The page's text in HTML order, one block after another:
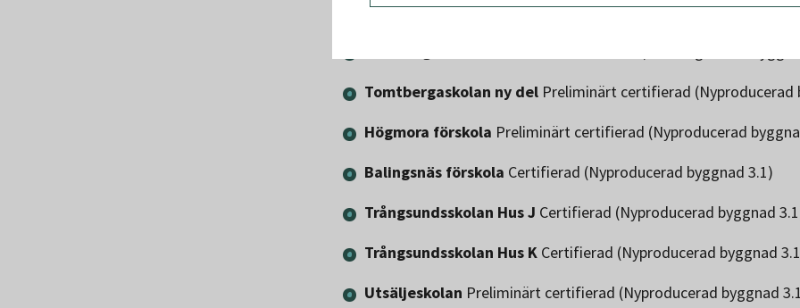
Glömstaskolan F-3Certifierad (Nyproducerad byggnad 3.0)
Tomtbergaskolan ny del Preliminärt certifierad (Nyproducerad
Högmora förskola Preliminärt certifierad (Nyproducerad
Balingsnäs förskola Certifierad (Nyproducerad byggnad 3.1)
Trångsundsskolan Hus J Certifierad (Nyproducerad byggnad
Trångsundsskolan Hus K Certifierad (Nyproducerad byggnad
Utsäljeskolan Preliminärt certifierad (Nyproducerad byggnad